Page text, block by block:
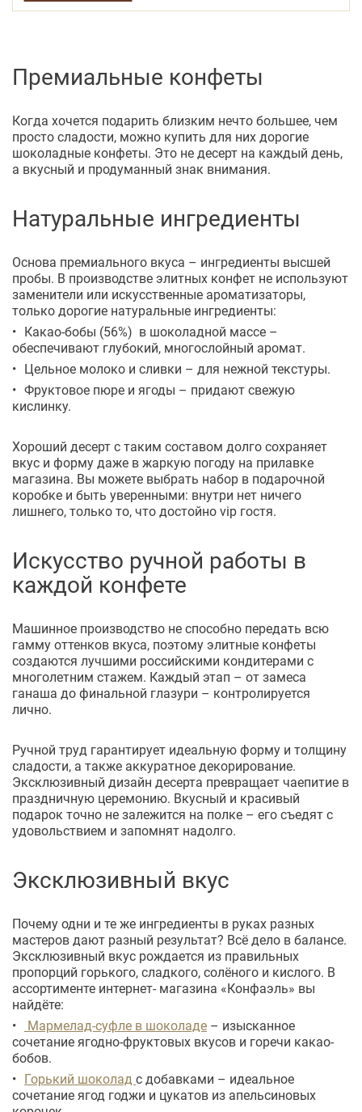
Премиальные конфеты
Когда хочется подарить близким нечто большее, чем
просто сладости, можно купить для них дорогие
шоколадные конфеты. Это не десерт на каждый день,
а вкусный и продуманный знак внимания.
Натуральные ингредиенты
Основа премиального вкуса – ингредиенты высшей
пробы. В производстве элитных конфет не используют
заменители или искусственные ароматизаторы,
только дорогие натуральные ингредиенты:
Какао-бобы (56%) в шоколадной массе –
обеспечивают глубокий, многослойный аромат.
Цельное молоко и сливки – для нежной текстуры.
Фруктовое пюре и ягоды – придают свежую
кислинку.
Хороший десерт с таким составом долго сохраняет
вкус и форму даже в жаркую погоду на прилавке
магазина. Вы можете выбрать набор в подарочной
коробке и быть уверенными: внутри нет ничего
лишнего, только то, что достойно vip гостя.
Искусство ручной работы в
каждой конфете
Машинное производство не способно передать всю
гамму оттенков вкуса, поэтому элитные конфеты
создаются лучшими российскими кондитерами с
многолетним стажем. Каждый этап – от замеса
ганаша до финальной глазури – контролируется
лично.
Ручной труд гарантирует идеальную форму и толщину
сладости, а также аккуратное декорирование.
Эксклюзивный дизайн десерта превращает чаепитие в
праздничную церемонию. Вкусный и красивый
подарок точно не залежится на полке – его съедят с
удовольствием и запомнят надолго.
Эксклюзивный вкус
Почему одни и те же ингредиенты в руках разных
мастеров дают разный результат? Всё дело в балансе.
Эксклюзивный вкус рождается из правильных
пропорций горького, сладкого, солёного и кислого. В
ассортименте интернет- магазина «Конфаэль» вы
найдёте:
Мармелад-суфле в шоколаде – изысканное
сочетание ягодно-фруктовых вкусов и горечи какао-
бобов.
Горький шоколадс добавками – идеальное
сочетание ягод годжи и цукатов из апельсиновых